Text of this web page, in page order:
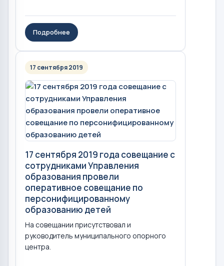
Подробнее
17 сентября 2019
17 сентября 2019 года совещание с
сотрудниками Управления
образования провели
оперативное совещание по
персонифицированному
образованию детей
На совещании присутствовал и
руководитель муниципального опорного
центра.